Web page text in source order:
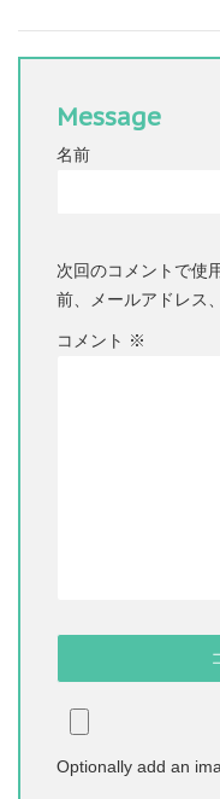
Message
名前
次回のコメントで使
前、メールアドレス
コメント ※
Optionally add an